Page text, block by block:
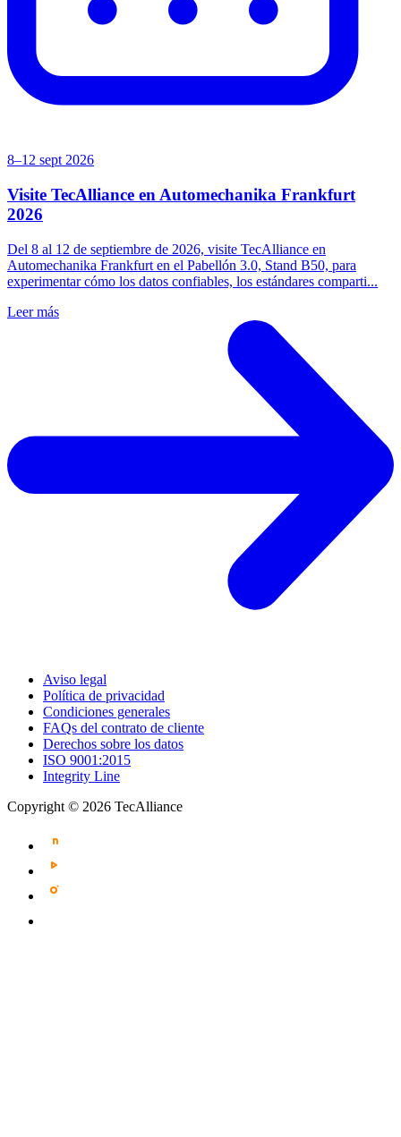
8–12 sept 2026
Visite TecAlliance en Automechanika Frankfurt
2026
Del 8 al 12 de septiembre de 2026, visite TecAlliance en
Automechanika Frankfurt en el Pabellón 3.0, Stand B50, para
experimentar cómo los datos confiables, los estándares comparti...
Leer más
Aviso legal
Política de privacidad
Condiciones generales
FAQs del contrato de cliente
Derechos sobre los datos
ISO 9001:2015
Integrity Line
Copyright © 2026 TecAlliance